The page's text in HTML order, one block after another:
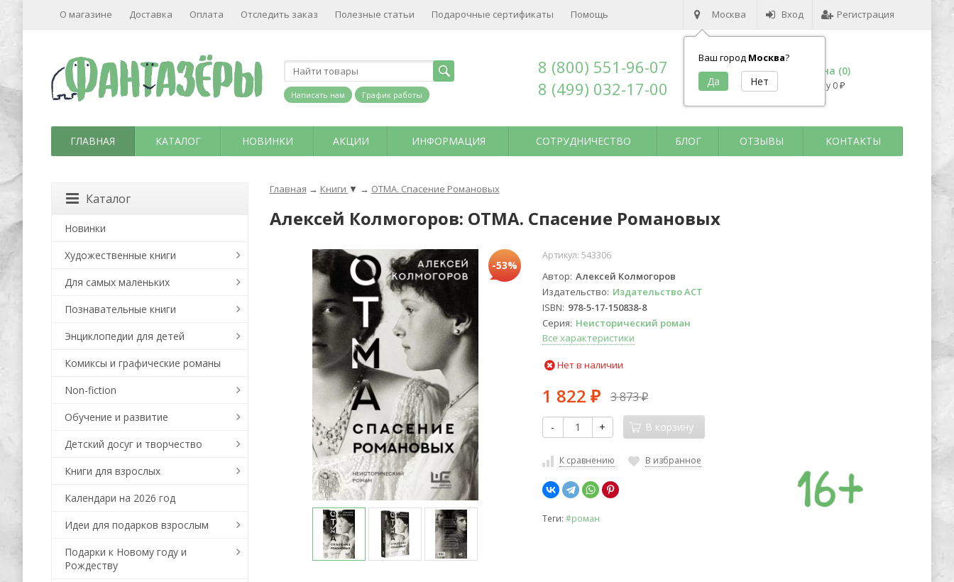
Москва
Ваш город Москва?
Вход Регистрация
О магазине Доставка Оплата Отследить заказ Полезные статьи Подарочные сертификаты Помощь
Написать нам График работы
8 (800) 551-96-07
8 (499) 032-17-00
Корзина (0)
на сумму 0 ₽
ГЛАВНАЯ КАТАЛОГ НОВИНКИ АКЦИИ ИНФОРМАЦИЯ СОТРУДНИЧЕСТВО БЛОГ ОТЗЫВЫ КОНТАКТЫ
Главная → Книги ▼ → ОТМА. Спасение Романовых
Алексей Колмогоров: ОТМА. Спасение Романовых
-53%
Артикул: 543306
Автор Алексей Колмогоров
Издательство Издательство АСТ
ISBN 978-5-17-150838-8
Серия Неисторический роман
Все характеристики
Нет в наличии
1 822 ₽ 3 873₽
- + В корзину
К сравнению В избранное
Теги: #роман
Каталог
Новинки
Художественные книги
Для самых маленьких
Познавательные книги
Энциклопедии для детей
Комиксы и графические романы
Non-fiction
Обучение и развитие
Детский досуг и творчество
Книги для взрослых
Календари на 2026 год
Идеи для подарков взрослым
Подарки к Новому году и
Рождеству